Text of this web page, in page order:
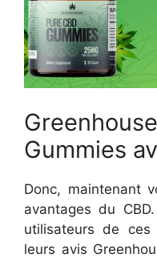
Gummies
Donc, maintenant
avantages du
utilisateurs de
leurs avis